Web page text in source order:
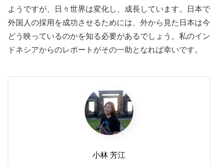
ようですが、日々世界は変化し、成長しています。日本で
外国人の採用を成功させるためには、外から見た日本は今
どう映っているのかを知る必要があるでしょう。私のイン
ドネシアからのレポートがその一助となれば幸いです。
小林 芳江